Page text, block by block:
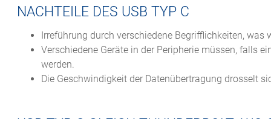
NACHTEILE DES USB TYP C
Irreführung durch verschiedene Begrifflichkeiten,
Verschiedene Geräte in der Peripherie müssen, falls
werden.
Die Geschwindigkeit der Datenübertragung drosselt